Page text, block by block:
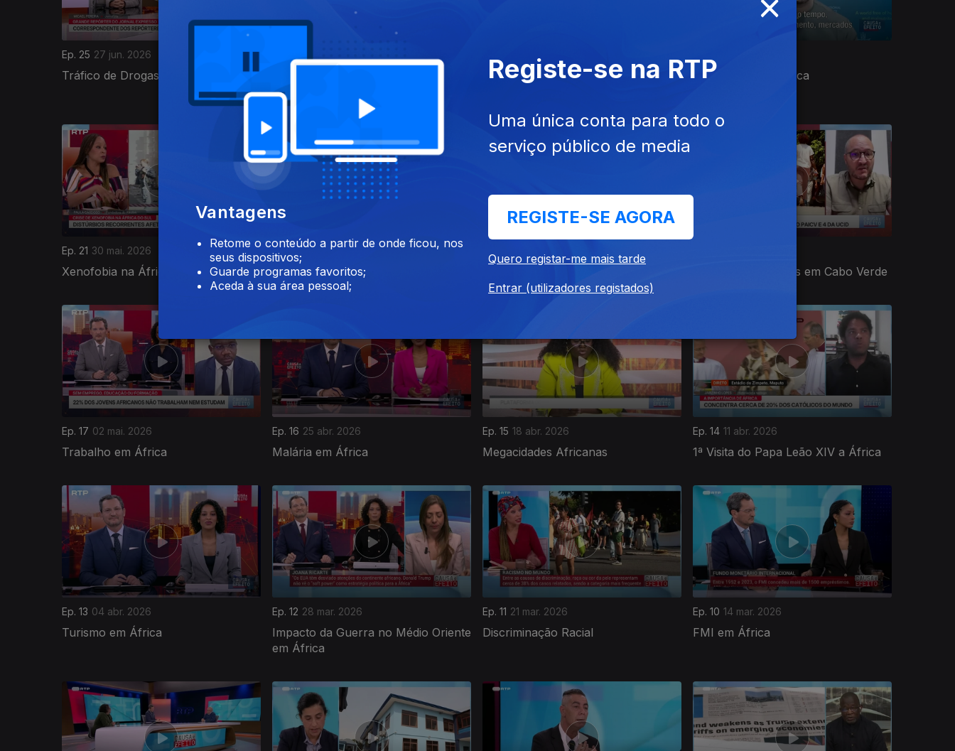
Ep. 25 27 jun. 2026
Tráfico de Drogas em África
o Ocidente
África no Mundial 2026 Agricultura em África
Ep. 21 30 mai. 2026
Xenofobia na África do Sul
Ep. 20 23 mai. 2026
Biodiversidade em África Eleições Legislativas em Cabo Verde
930646
Ep. 17 02 mai. 2026
Trabalho em África
Ep. 16 25 abr. 2026
Malária em África
Ep. 15 18 abr. 2026
Megacidades Africanas
Ep. 14 11 abr. 2026
1ª Visita do Papa Leão XIV a África
Ep. 13 04 abr. 2026
Turismo em África
Ep. 12 28 mar. 2026
Impacto da Guerra no Médio Oriente
em África
Ep. 11 21 mar. 2026
Discriminação Racial
Ep. 10 14 mar. 2026
FMI em África
908920
Vantagens
Retome o conteúdo a partir de onde ficou, nos
seus dispositivos;
Guarde programas favoritos;
Aceda à sua área pessoal;
Registe-se na RTP
Uma única conta para todo o
serviço público de media
REGISTE-SE AGORA
Quero registar-me mais tarde
Entrar (utilizadores registados)